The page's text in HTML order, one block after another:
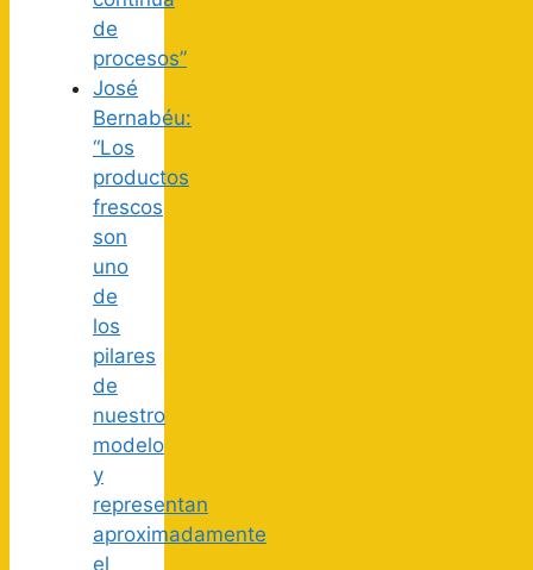
de
procesos”
José
Bernabéu:
“Los
productos
frescos
son
uno
de
los
pilares
de
nuestro
modelo
y
representan
aproximadamente
el